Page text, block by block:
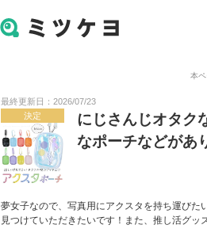
本
最終更新日：2026/07/23
決定
にじさんじオタク
なポーチなどがあ
夢女子なので、写真用にアクスタを持ち運び
見つけていただきたいです！また、推し活グッ